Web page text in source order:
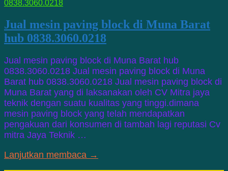
Jual mesin paving block di Muna Barat
hub 0838.3060.0218
Jual mesin paving block di Muna Barat hub
0838.3060.0218 Jual mesin paving block di Muna
Barat hub 0838.3060.0218 Jual mesin paving block di
Muna Barat yang di laksanakan oleh CV Mitra jaya
teknik dengan suatu kualitas yang tinggi.dimana
mesin paving block yang telah mendapatkan
pengakuan dari konsumen di tambah lagi reputasi Cv
mitra Jaya Teknik …
Lanjutkan membaca →